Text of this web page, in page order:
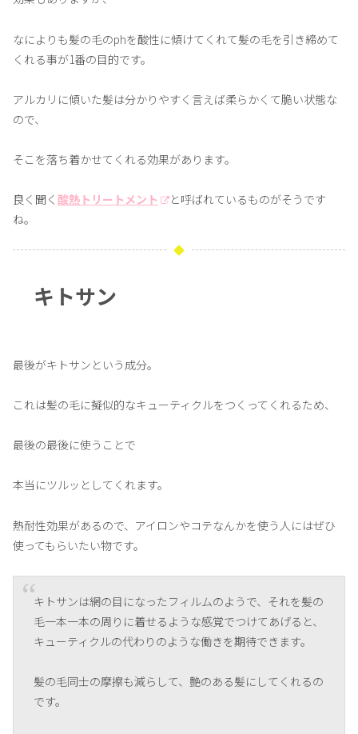
なによりも髪の毛のphを酸性に傾けてくれて髪の毛を引き締めて
くれる事が1番の目的です。
アルカリに傾いた髪は分かりやすく言えば柔らかくて脆い状態な
ので、
そこを落ち着かせてくれる効果があります。
良く聞く 酸熱トリートメント
と呼ばれているものがそうです
ね。
キトサン
最後がキトサンという成分。
これは髪の毛に擬似的なキューティクルをつくってくれるため、
最後の最後に使うことで
本当にツルッとしてくれます。
熱耐性効果があるので、アイロンやコテなんかを使う人にはぜひ
使ってもらいたい物です。
キトサンは網の目になったフィルムのようで、それを髪の
毛一本一本の周りに着せるような感覚でつけてあげると、
キューティクルの代わりのような働きを期待できます。
髪の毛同士の摩擦も減らして、艶のある髪にしてくれるの
です。